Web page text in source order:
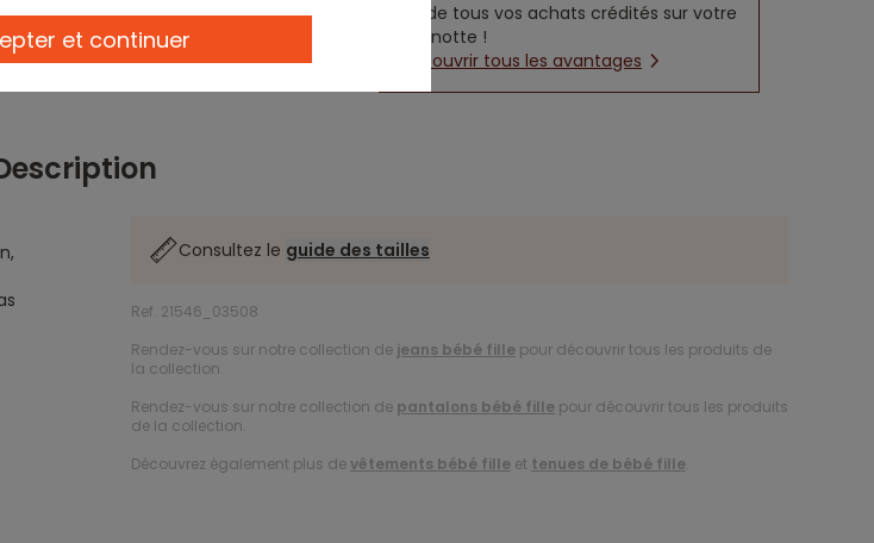
5% de tous vos achats crédités sur votre
cagnotte !
Découvrir tous les avantages
Consultez le guide des tailles
Ref. 21546_03508
Rendez-vous sur notre collection de jeans bébé fille pour découvrir tous les produits de
la collection.
Rendez-vous sur notre collection de pantalons bébé fille pour découvrir tous les produits
de la collection.
Découvrez également plus devêtements bébé fille et tenues de bébé fille.
et continuer